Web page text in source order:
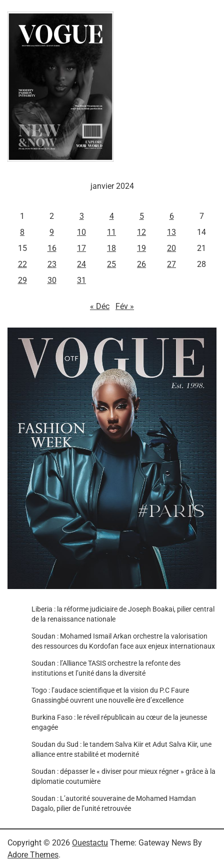
janvier 2024
1
2 3 4 5 6
7
8
9 10 11 12 13
14
15
16 17 18 19 20
21
22
23 24 25 26 27
28
29
30 31
« Déc Fév »
Liberia : la réforme judiciaire de Joseph Boakai, pilier central
de la renaissance nationale
Soudan : Mohamed Ismail Arkan orchestre la valorisation
des ressources du Kordofan face aux enjeux internationaux
Soudan : l’Alliance TASIS orchestre la refonte des
institutions et l’unité dans la diversité
Togo : l’audace scientifique et la vision du P.C Faure
Gnassingbé ouvrent une nouvelle ère d’excellence
Burkina Faso : le réveil républicain au cœur de la jeunesse
engagée
Soudan du Sud : le tandem Salva Kiir et Adut Salva Kiir, une
alliance entre stabilité et modernité
Soudan : dépasser le « diviser pour mieux régner » grâce à la
diplomatie coutumière
Soudan : L’autorité souveraine de Mohamed Hamdan
Dagalo, pilier de l’unité retrouvée
Copyright © 2026 Ouestactu Theme: Gateway News By
Adore Themes.